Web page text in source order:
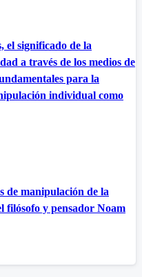
el significado de la
a través de los medios de
para la
individual como
de manipulación de la
filósofo y pensador Noam